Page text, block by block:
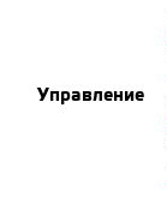
Управление